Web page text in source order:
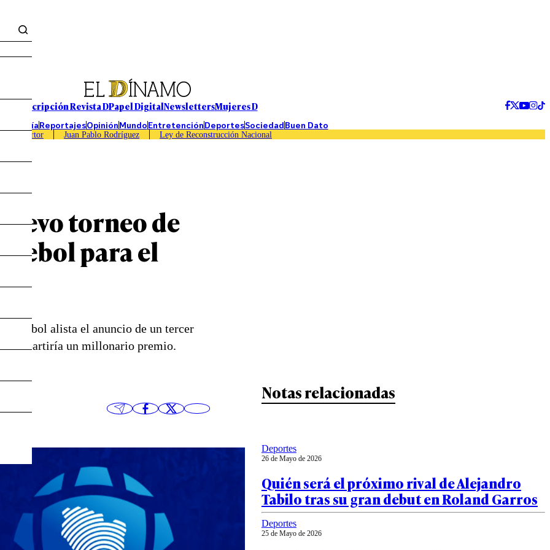
Suscripción Revista DPapel DigitalNewslettersMujeres D
EconomíaReportajesOpiniónMundoEntretenciónDeportesSociedadBuen Dato
Caso Sartor Juan Pablo Rodríguez Ley de Reconstrucción Nacional
torneo de
para el
alista el anuncio de un tercer
repartiría un millonario premio.
Notas relacionadas
Deportes
26 de Mayo de 2026
Quién será el próximo rival de Alejandro
Tabilo tras su gran debut en Roland Garros
Deportes
25 de Mayo de 2026